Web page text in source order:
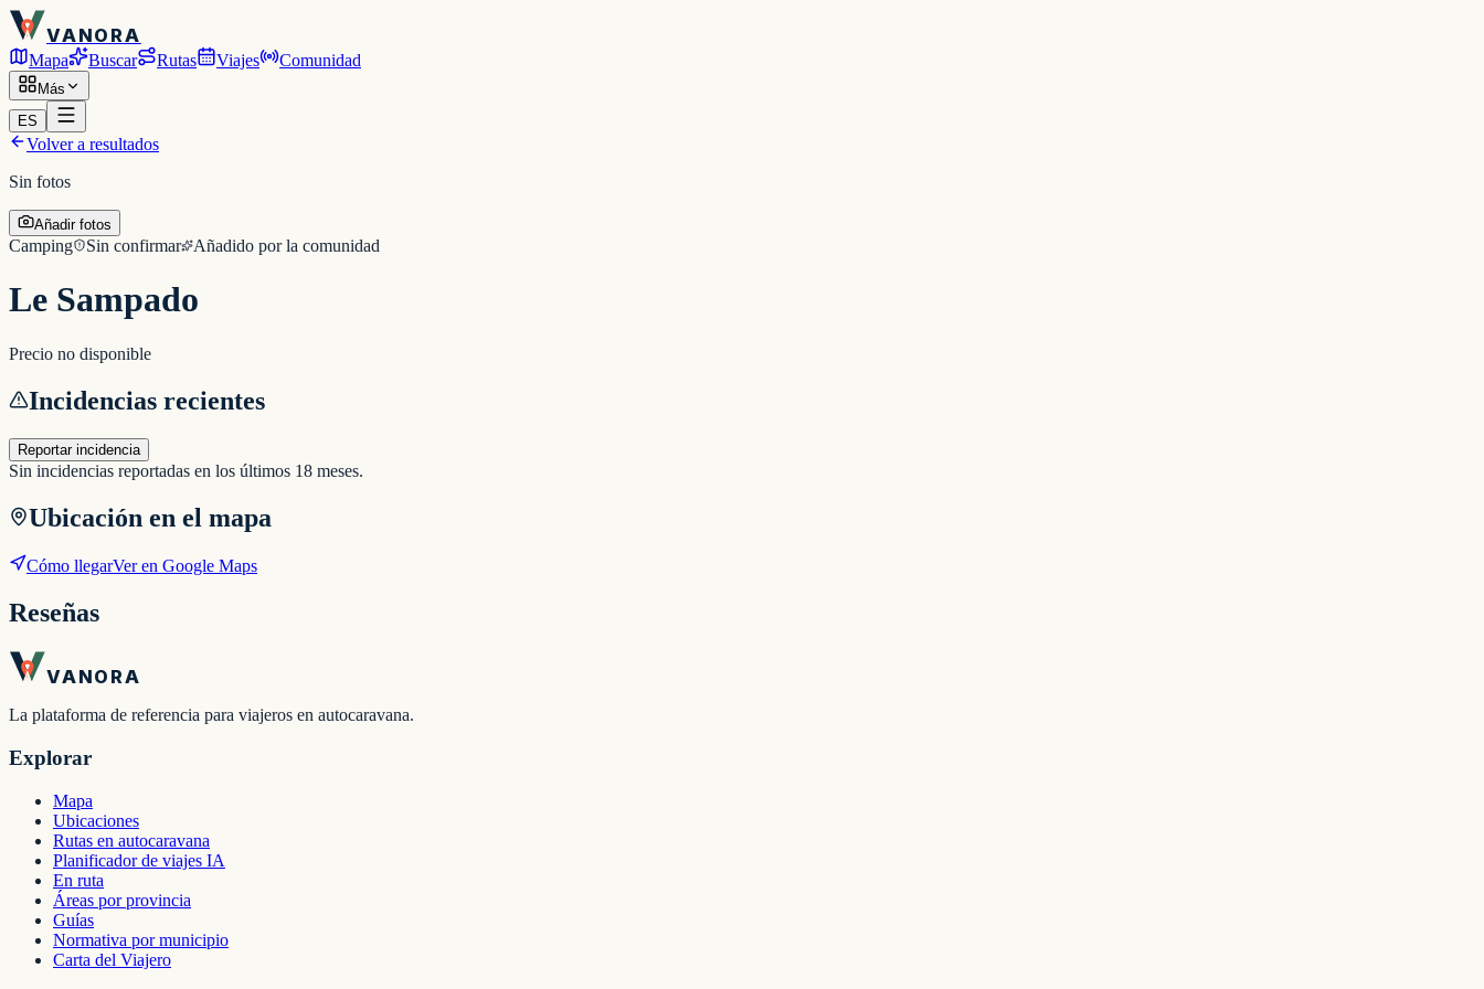
VANORA
Mapa Buscar Rutas Viajes Comunidad
Más
ES
Volver a resultados
Sin fotos
Añadir fotos
Camping Sin confirmar Añadido por la comunidad
Le Sampado
Precio no disponible
Incidencias recientes
Reportar incidencia
Sin incidencias reportadas en los últimos 18 meses.
Ubicación en el mapa
Cómo llegarVer en Google Maps
Reseñas
VANORA
La plataforma de referencia para viajeros en autocaravana.
Explorar
Mapa
Ubicaciones
Rutas en autocaravana
Planificador de viajes IA
En ruta
Áreas por provincia
Guías
Normativa por municipio
Carta del Viajero